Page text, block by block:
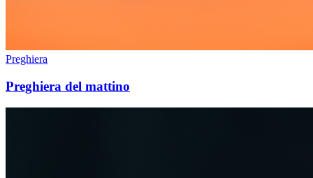
Preghiera
Preghiera del mattino